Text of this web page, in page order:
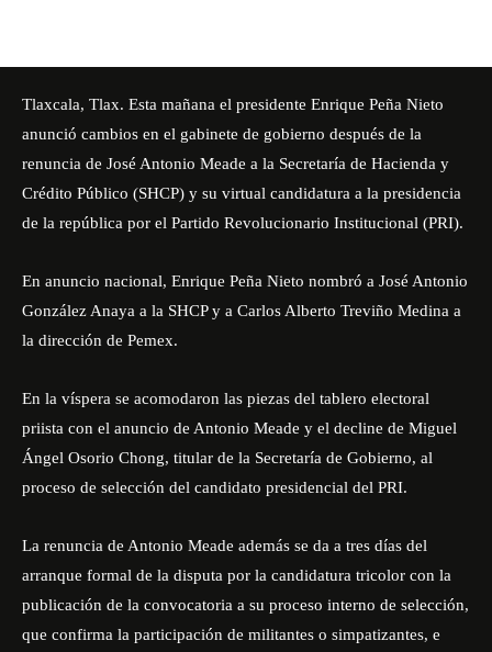
Tlaxcala, Tlax. Esta mañana el presidente Enrique Peña Nieto
anunció cambios en el gabinete de gobierno después de la
renuncia de José Antonio Meade a la Secretaría de Hacienda y
Crédito Público (SHCP) y su virtual candidatura a la presidencia
de la república por el Partido Revolucionario Institucional (PRI).
En anuncio nacional, Enrique Peña Nieto nombró a José Antonio
González Anaya a la SHCP y a Carlos Alberto Treviño Medina a
la dirección de Pemex.
En la víspera se acomodaron las piezas del tablero electoral
priista con el anuncio de Antonio Meade y el decline de Miguel
Ángel Osorio Chong, titular de la Secretaría de Gobierno, al
proceso de selección del candidato presidencial del PRI.
La renuncia de Antonio Meade además se da a tres días del
arranque formal de la disputa por la candidatura tricolor con la
publicación de la convocatoria a su proceso interno de selección,
que confirma la participación de militantes o simpatizantes, e